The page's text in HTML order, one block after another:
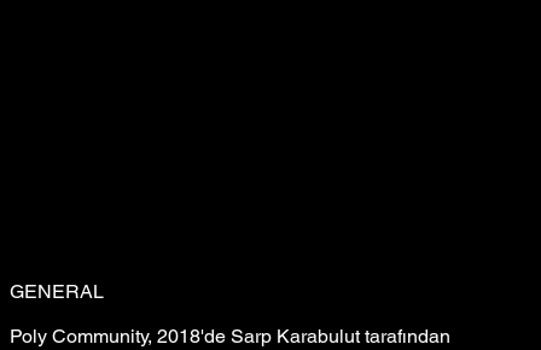
GENERAL
Poly Community, 2018'de Sarp Karabulut tarafından